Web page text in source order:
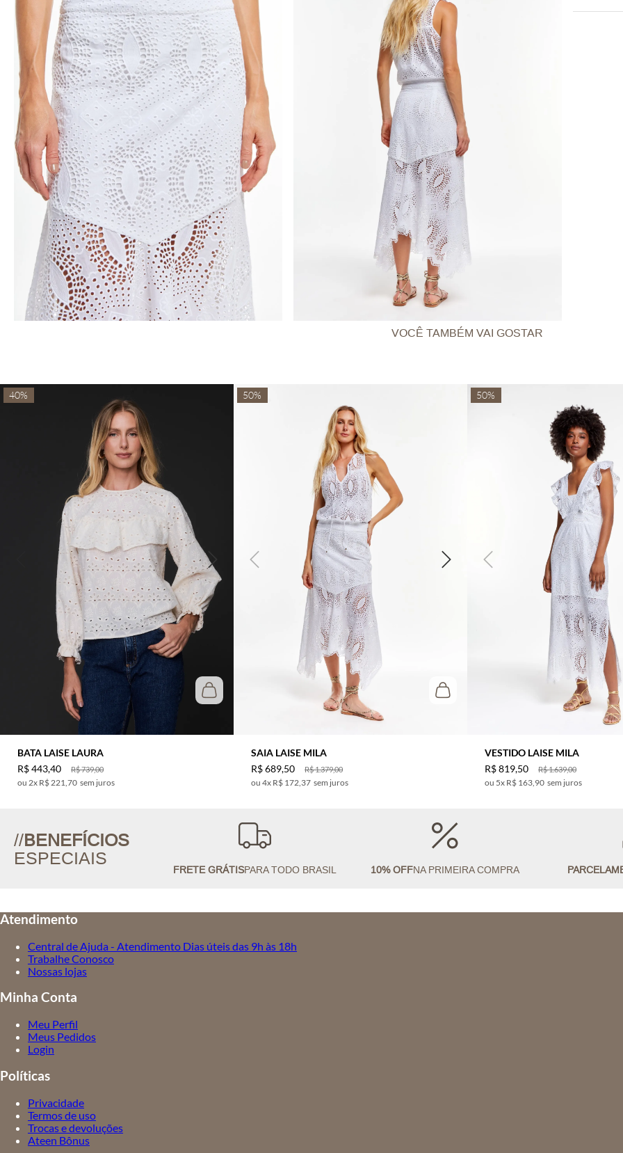
VOCÊ TAMBÉM VAI GOSTAR
40%
BATA LAISE LAURA
R$739,00
R$443,40
2x R$ 221,70 sem juros
50%
SAIA LAISE MILA
R$1.379,00
R$689,50
4x R$ 172,37 sem juros
50%
VESTIDO LAISE MILA
R$1.639,00
R$819,50
5x R$ 163,90 sem juros
//BENEFÍCIOS
ESPECIAIS
FRETE GRÁTISPARA TODO BRASIL 10% OFFNA PRIMEIRA COMPRA
Atendimento
Central de Ajuda - Atendimento Dias úteis das 9h às 18h
Trabalhe Conosco
Nossas lojas
Minha Conta
Meu Perfil
Meus Pedidos
Login
Políticas
Privacidade
Termos de uso
Trocas e devoluções
Ateen Bônus